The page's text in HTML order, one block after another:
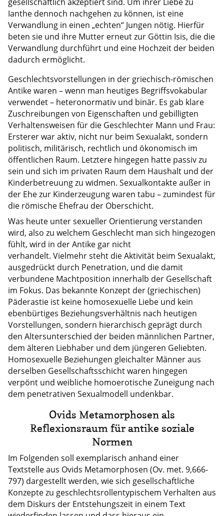
Ianthe dennoch nachgehen zu können, ist eine
Verwandlung in einen „echten“ Jungen nötig. Hierfür
beten sie und ihre Mutter erneut zur Göttin Isis, die die
Verwandlung durchführt und eine Hochzeit der beiden
dadurch ermöglicht.
Geschlechtsvorstellungen in der griechisch-römischen
Antike waren – wenn man heutiges Begriffsvokabular
verwendet – heteronormativ und binär. Es gab klare
Zuschreibungen von Eigenschaften und gebilligten
Verhaltensweisen für die Geschlechter Mann und Frau:
Ersterer war aktiv, nicht nur beim Sexualakt, sondern
politisch, militärisch, rechtlich und ökonomisch im
öffentlichen Raum. Letztere hingegen hatte passiv zu
sein und sich im privaten Raum dem Haushalt und der
Kinderbetreuung zu widmen. Sexualkontakte außer in
der Ehe zur Kinderzeugung waren tabu – zumindest für
die römische Ehefrau der Oberschicht.
Was heute unter sexueller Orientierung verstanden
wird, also zu welchem Geschlecht man sich hingezogen
fühlt, wird in der Antike gar nicht
verhandelt. Vielmehr steht die Aktivität beim Sexualakt,
ausgedrückt durch Penetration, und die damit
verbundene Machtposition innerhalb der Gesellschaft
im Fokus. Das bekannte Konzept der (griechischen)
Päderastie ist keine homosexuelle Liebe und kein
ebenbürtiges Beziehungsverhältnis nach heutigen
Vorstellungen, sondern hierarchisch geprägt durch
den Altersunterschied der beiden männlichen Partner,
dem älteren Liebhaber und dem jüngeren Geliebten.
Homosexuelle Beziehungen gleichalter Männer aus
derselben Gesellschaftsschicht waren hingegen
verpönt und weibliche homoerotische Zuneigung nach
dem penetrativen Sexualmodell undenkbar.
Ovids Metamorphosen als
Reflexionsraum für antike soziale
Normen
Im Folgenden soll exemplarisch anhand einer
Textstelle aus Ovids Metamorphosen (Ov. met. 9,666-
797) dargestellt werden, wie sich gesellschaftliche
Konzepte zu geschlechtsrollentypischem Verhalten aus
dem Diskurs der Entstehungszeit in einem Text